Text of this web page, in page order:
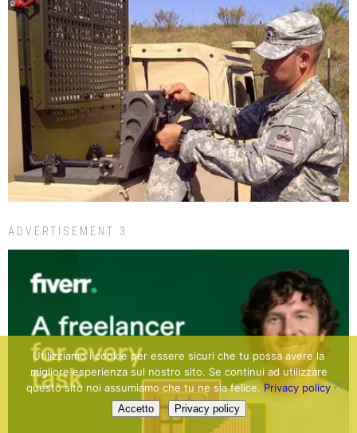
ADVERTISEMENT 3
Utilizziamo i cookie per essere sicuri che tu possa avere la
migliore esperienza sul nostro sito. Se continui ad utilizzare
questo sito noi assumiamo che tu ne sia felice.Privacy policy
Accetto Privacy policy